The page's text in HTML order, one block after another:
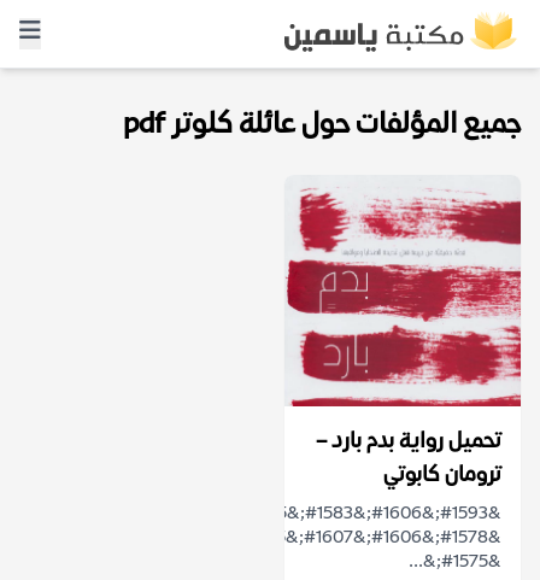
جميع المؤلفات حول عائلة كلوتر pdf
تحميل رواية بدم بارد –
ترومان كابوتي
&#1575;&...